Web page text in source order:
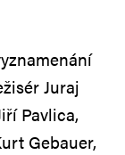
Juraj
Pavlica,
Gebauer,